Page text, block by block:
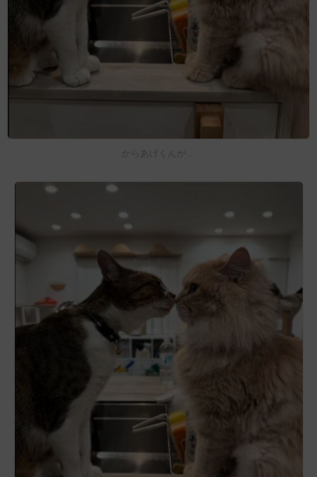
からあげくんが…